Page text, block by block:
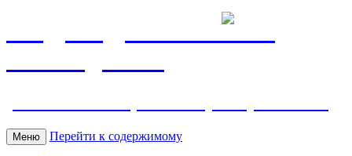
МБДОУ ДС "Калинка"
Меню Перейти к содержимому